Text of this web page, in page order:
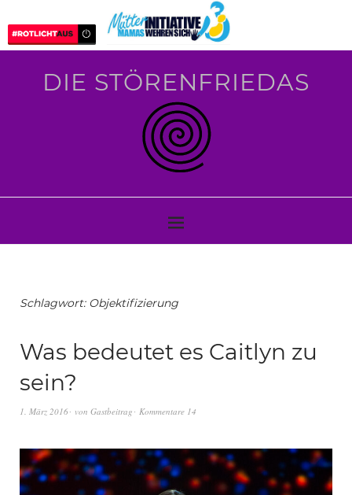
DIE STÖRENFRIEDAS
Schlagwort: Objektifizierung
Was bedeutet es Caitlyn zu
sein?
1. März 2016 von Gastbeitrag Kommentare 14